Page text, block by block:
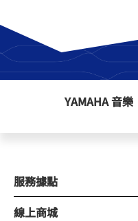
YAMAHA 音樂
服務據點
線上商城